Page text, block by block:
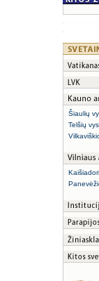
Šiaulių
Telšių